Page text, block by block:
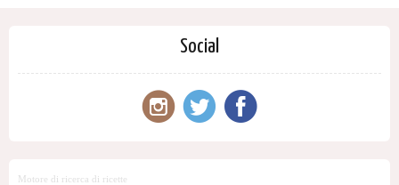
Social
Motore di ricerca di ricette